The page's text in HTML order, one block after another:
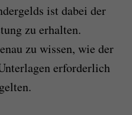
ist dabei der
zu erhalten.
zu wissen, wie der
erforderlich